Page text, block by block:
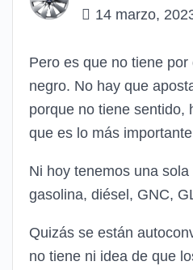
14 marzo,
Pero es que no tiene
negro. No hay que
porque no tiene sentido,
que es lo más
Ni hoy tenemos una
gasolina, diésel, GNC,
Quizás se están
no tiene ni idea de que